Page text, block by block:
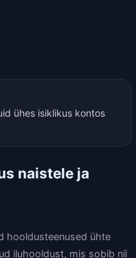
ühes isiklikus kontos
naistele ja
hooldusteenused ühte
iluhooldust, mis sobib nii